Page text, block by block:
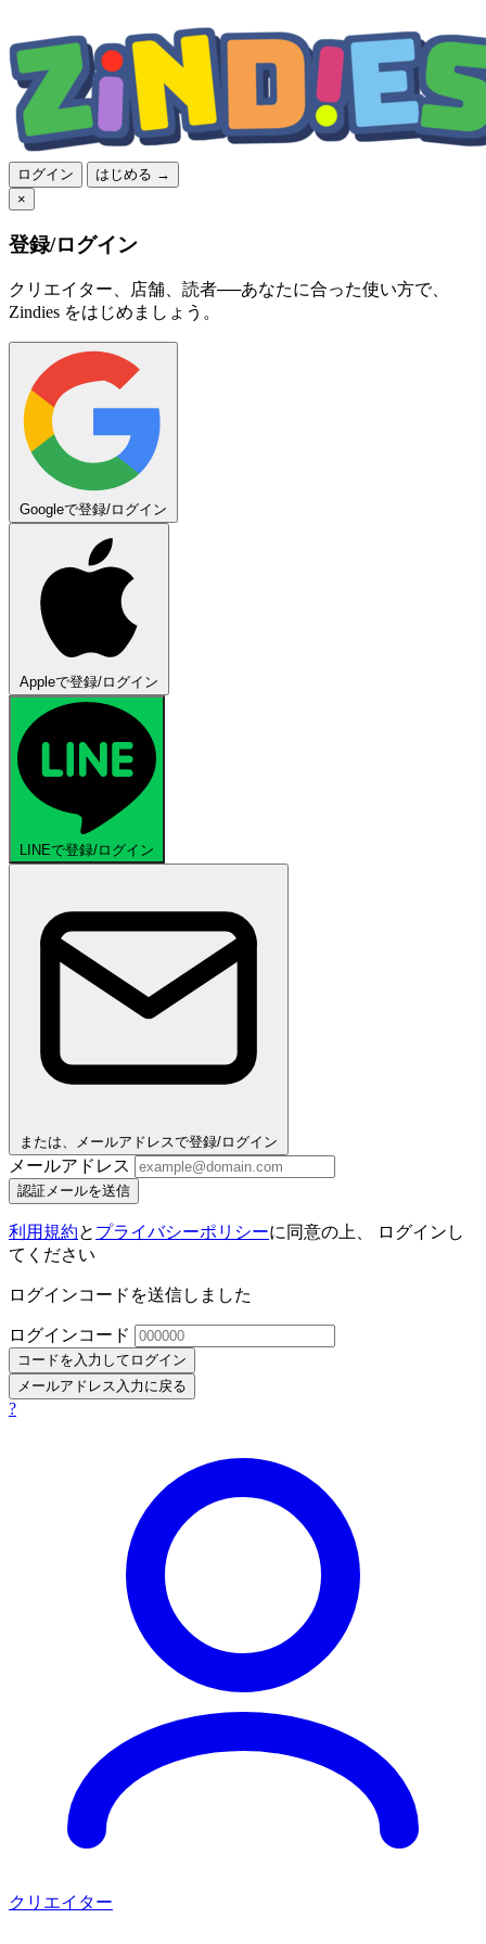
ログイン
はじめる →
×
登録/ログイン
クリエイター、店舗、読者──あなたに合った使い方で、
Zindies をはじめましょう。
Googleで登録/ログイン
Appleで登録/ログイン
LINEで登録/ログイン
または、メールアドレスで登録/ログイン
メールアドレス
認証メールを送信
利用規約と プライバシーポリシーに同意の上、 ログインし
てください
ログインコードを送信しました
ログインコード
コードを入力してログイン
メールアドレス入力に戻る
?
クリエイター